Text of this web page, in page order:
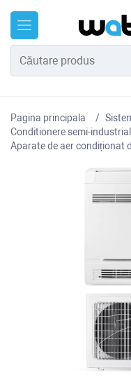
Pagina principala
Conditionere semi-
Aparate de aer condiționat